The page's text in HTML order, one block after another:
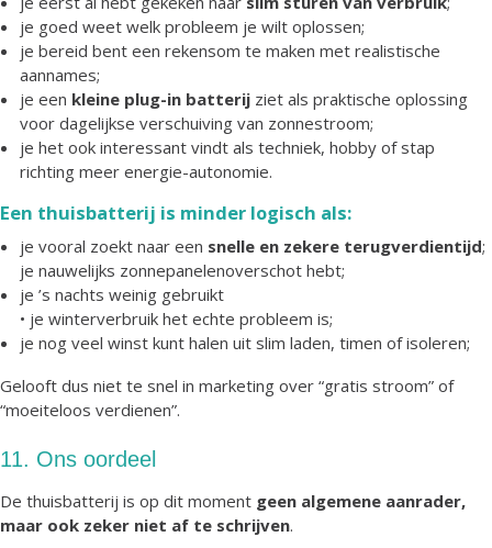
je goed weet welk probleem je wilt oplossen;
je bereid bent een rekensom te maken met realistische
aannames;
je een kleine plug-in batterij ziet als praktische oplossing
voor dagelijkse verschuiving van zonnestroom;
je het ook interessant vindt als techniek, hobby of stap
richting meer energie-autonomie.
Een thuisbatterij is minder logisch als:
je vooral zoekt naar een snelle en zekere terugverdientijd;
je nauwelijks zonnepanelenoverschot hebt;
je ’s nachts weinig gebruikt
• je winterverbruik het echte probleem is;
je nog veel winst kunt halen uit slim laden, timen of isoleren;
Gelooft dus niet te snel in marketing over “gratis stroom” of
“moeiteloos verdienen”.
11. Ons oordeel
De thuisbatterij is op dit moment geen algemene aanrader,
maar ook zeker niet af te schrijven.